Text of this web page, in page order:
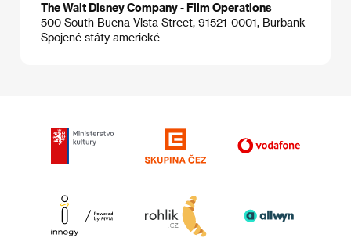
The Walt Disney Company - Film Operations
500 South Buena Vista Street, 91521-0001, Burbank
Spojené státy americké